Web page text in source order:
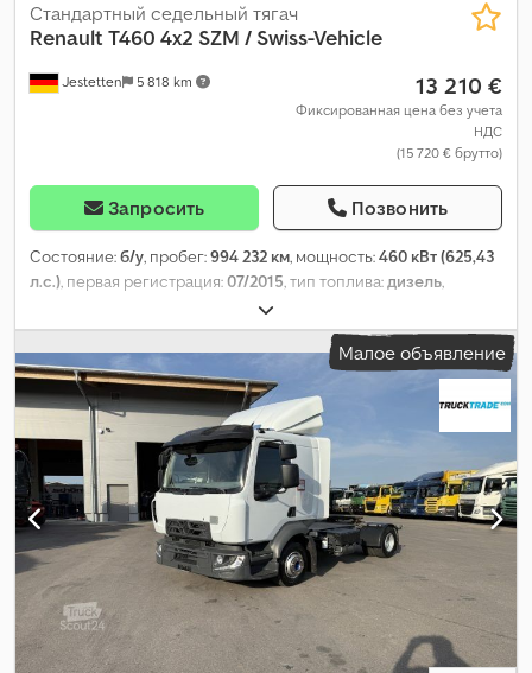
Jestetten 5 818 km
Стандартный седельный тягач
Renault T460 4x2 SZM / Swiss-Vehicle
13 210 €
Фиксированная цена без учета
НДС
(15 720 € брутто)
Запросить Позвонить
Состояние:б/у, пробег:994 232 км, мощность:460 кВт (625,43
л.с.), первая регистрация:07/2015, тип топлива:дизель,
, максимальная грузоподъёмность:
10 380 кг, общий вес:40 000 кг, размер шины:385 / 55 R 22.5 /
10mm, конфигурация осей:4x2, колесная база:3 800 мм,
следующая проверка (TÜV):09/2025
, кабина водителя:
спальный отсек (кабина), тип передачи: автоматический,
класс выбросов:
Евро 6, подвеска:сталь-воздух
, общая
6 000 мм , общая ширина: 25 500 мм
, общая высота:
39 000 мм , размер передней шины:385 / 55 R 22.5 / 10mm,
количество мест:
, эксплуатационная масса:18 000 кг,
Оборудование: кондиционер
Малое объявление